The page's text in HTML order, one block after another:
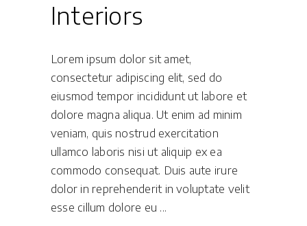
Interiors
Lorem ipsum dolor sit amet,
consectetur adipiscing elit, sed do
eiusmod tempor incididunt ut labore et
dolore magna aliqua. Ut enim ad minim
veniam, quis nostrud exercitation
ullamco laboris nisi ut aliquip ex ea
commodo consequat. Duis aute irure
dolor in reprehenderit in voluptate velit
esse cillum dolore eu